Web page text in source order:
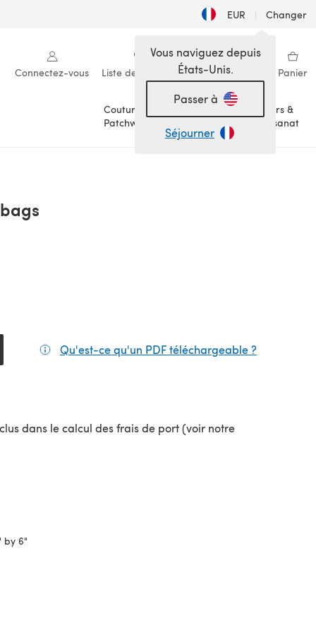
EUR | Changer
Connectez-vous Liste de souhaits Ma bibliothèque Panier
Couture &
Patchwork
Loisirs &
Artisanat
Vous naviguez depuis
États-Unis.
Passer à
Séjourner
Qu'est-ce qu'un PDF téléchargeable ?
dans le calcul des frais de port (voir notre
onglet)
by 6"